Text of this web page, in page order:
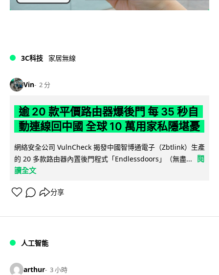
3C科技 家居無線
Vin 2 分
逾 20 款平價路由器爆後門 每 35 秒自
動連線回中國 全球 10 萬用家私隱堪憂
網絡安全公司 VulnCheck 揭發中國智博通電子（Zbtlink）生產
的 20 多款路由器內置後門程式「Endlessdoors」（無盡...
閱
讀全文
分享
人工智能
arthur 3 小時